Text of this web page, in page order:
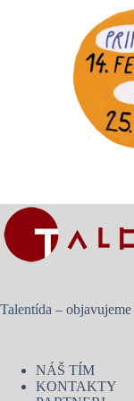
Talentída –
NÁŠ TÍM
KONTAKTY